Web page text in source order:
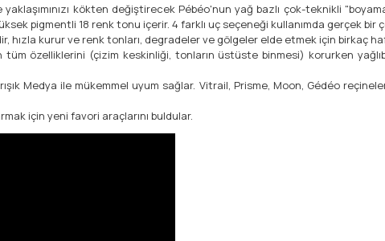
kökten değiştirecek Pébéo'nun yağ bazlı çok-teknikli
pigmentli 18 renk tonu içerir. 4 farklı uç seçeneği kullanımda gerçek bir
hızla kurur ve renk tonları, degradeler ve gölgeler elde etmek için birkaç
özelliklerini (çizim keskinliği, tonların üstüste binmesi) korurken
Medya ile mükemmel uyum sağlar. Vitrail, Prisme, Moon, Gédéo
için yeni favori araçlarını buldular.